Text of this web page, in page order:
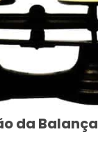
da Balança